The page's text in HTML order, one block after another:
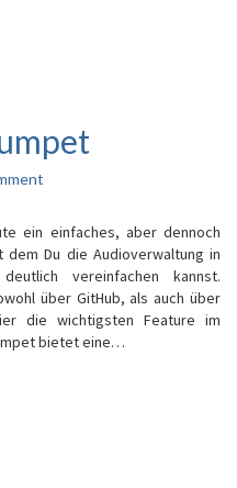
ein einfaches, aber dennoch
Du die Audioverwaltung in
vereinfachen kannst.
über GitHub, als auch über
die wichtigsten Feature im
bietet eine…